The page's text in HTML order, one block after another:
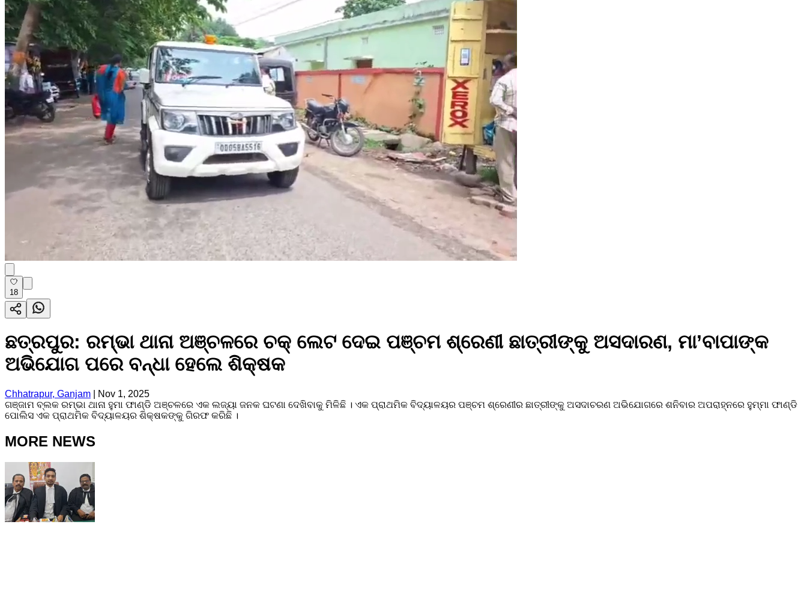
18
ଛତ୍ରପୁର: ରମ୍ଭା ଥାନା ଅଞ୍ଚଳରେ ଚକ୍ ଲେଟ ଦେଇ ପଞ୍ଚମ ଶ୍ରେଣୀ ଛାତ୍ରୀଙ୍କୁ ଅସଦାରଣ, ମା’ବାପାଙ୍କ
ଅଭିଯୋଗ ପରେ ବନ୍ଧା ହେଲେ ଶିକ୍ଷକ
Chhatrapur, Ganjam
Nov 1, 2025
ଗଞ୍ଜାମ ବ୍ଲକ ରମ୍ଭା ଥାନା ହୁମା ଫାଣ୍ଡି ଅଞ୍ଚଳରେ ଏକ ଲଜ୍ୟା ଜନକ ଘଟଣା ଦେଖିବାକୁ ମିଳିଛି । ଏକ ପ୍ରାଥମିକ ବିଦ୍ୟାଳୟର ପଞ୍ଚମ ଶ୍ରେଣୀର ଛାତ୍ରୀଙ୍କୁ ଅସଦାଚରଣ ଅଭିଯୋଗରେ ଶନିବାର ଅପରାହ୍ନରେ ହୁମ୍ମା ଫାଣ୍ଡି
ପୋଲିସ ଏକ ପ୍ରାଥମିକ ବିଦ୍ୟାଳୟର ଶିକ୍ଷକଙ୍କୁ ଗିରଫ କରିଛି ।
MORE NEWS